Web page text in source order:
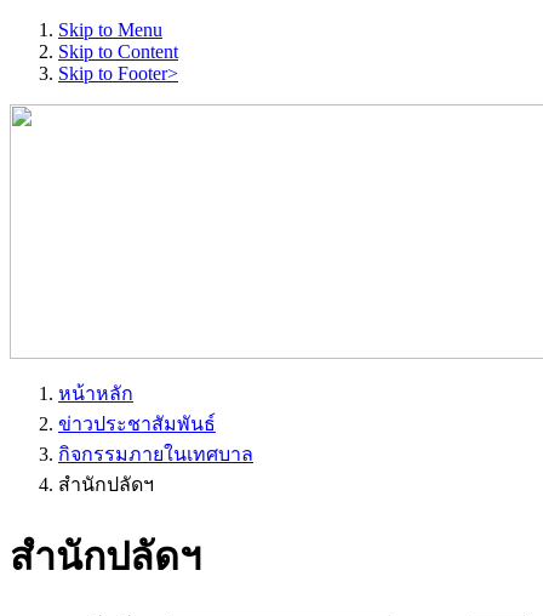
Skip to Menu
Skip to Content
Skip to Footer>
หน้าหลัก
ข่าวประชาสัมพันธ์
กิจกรรมภายในเทศบาล
สำนักปลัดฯ
สำนักปลัดฯ